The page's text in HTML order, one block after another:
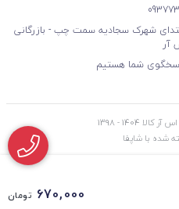
670,000 تومان
شهرک سجادیه سمت چپ - بازرگانی
آر
1404 - 1398
شده با شاپفا